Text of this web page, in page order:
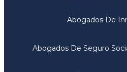
Abogados De
Abogados De Seguro